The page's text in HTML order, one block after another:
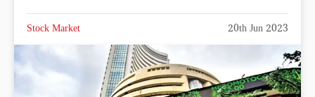
Stock Market 20th Jun 2023